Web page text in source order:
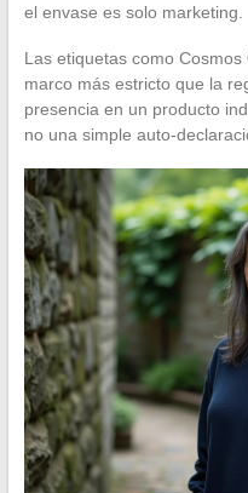
el envase es solo marketing.
Las etiquetas como
marco más estricto que la
presencia en un producto
no una simple auto-